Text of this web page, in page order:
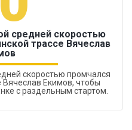
средней скоростью
трассе Вячеслав
скоростью промчался
Вячеслав Екимов, чтобы
с раздельным стартом.